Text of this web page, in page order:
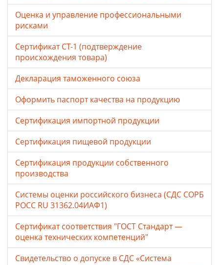
Оценка и управление профессиональными
рисками
Сертификат СТ-1 (подтверждение
происхождения товара)
Декларация таможенного союза
Оформить паспорт качества на продукцию
Сертификация импортной продукции
Сертификация пищевой продукции
Сертификация продукции собственного
производства
Системы оценки российского бизнеса (СДС СОРБ
РОСС RU 31362.04ИАФ1)
Сертификат соответствия "ГОСТ Стандарт —
оценка технических компетенций"
Свидетельство о допуске в СДС «Система